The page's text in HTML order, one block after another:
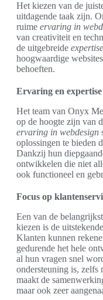
Het kiezen van de
uitdagende taak zijn.
ruime ervaring in
van creativiteit en
de uitgebreide
hoogwaardige
behoeften.
Ervaring en
Het team van Onyx
op de hoogte zijn van
ervaring in webdesign
oplossingen te bieden
Dankzij hun
ontwikkelen die niet
ook functioneel en
Focus op
Een van de
kiezen is de uitstekende
Klanten kunnen
gedurende het hele
al hun vragen snel
ondersteuning is, zelfs
maakt de
maar ook zeer